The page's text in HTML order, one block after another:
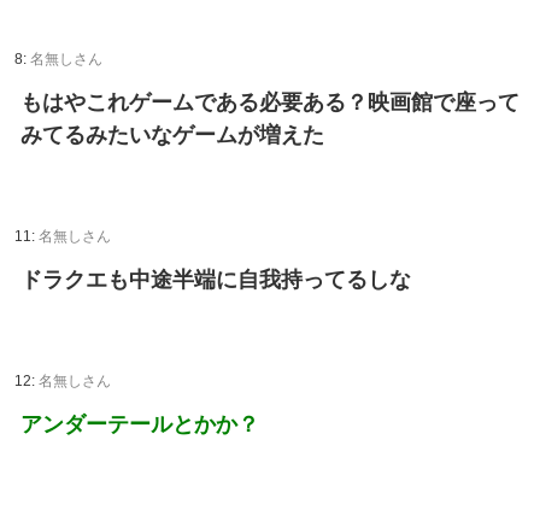
8: 名無しさん
もはやこれゲームである必要ある？映画館で座って
みてるみたいなゲームが増えた
11: 名無しさん
ドラクエも中途半端に自我持ってるしな
12: 名無しさん
アンダーテールとかか？